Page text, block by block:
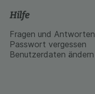
Hilfe
Fragen und Antworten
Passwort vergessen
Benutzerdaten ändern